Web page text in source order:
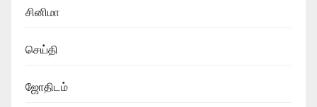
சினிமா
செய்தி
ஜோதிடம்